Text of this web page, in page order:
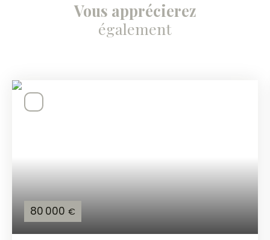
Vous apprécierez
également
80 000 €